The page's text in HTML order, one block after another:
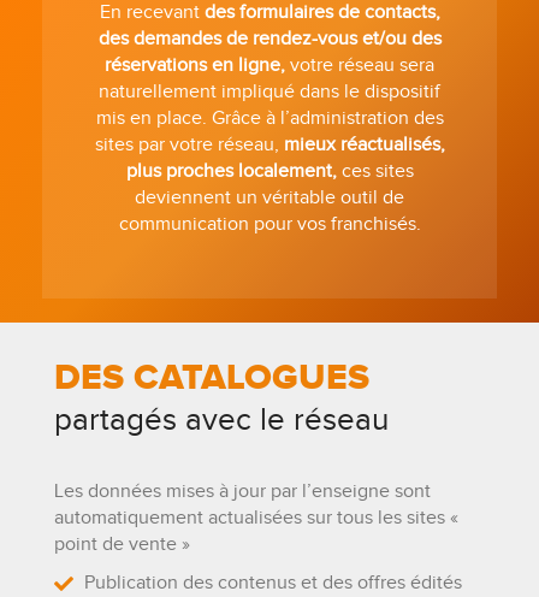
En recevant des formulaires de contacts,
des demandes de rendez-vous et/ou des
réservations en ligne, votre réseau sera
naturellement impliqué dans le dispositif
mis en place. Grâce à l’administration des
sites par votre réseau, mieux réactualisés,
plus proches localement,ces sites
deviennent un véritable outil de
communication pour vos franchisés.
DES CATALOGUES
partagés avec le réseau
Les données mises à jour par l’enseigne sont
automatiquement actualisées sur tous les sites «
point de vente »
Publication des contenus et des offres édités